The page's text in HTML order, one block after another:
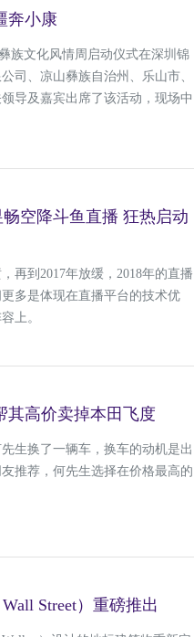
奔小康
族文化风情周启动仪式在深圳锦
司、凉山彝族自治州、乐山市、
导及嘉宾出席了该活动，现场中
空降斗鱼直播 狂热启动
再到2017年放缓，2018年的直播
多是体现在直播平台的技术优
上。
其高价卖掉本田飞度
生换了一辆车，换车的动机是出
推荐，何先生选择在价格最高的
Street）重磅推出